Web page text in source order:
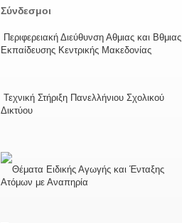
Σύνδεσμοι
Περιφερειακή Διεύθυνση Αθμιας και Βθμιας
Εκπαίδευσης Κεντρικής Μακεδονίας
Τεχνική Στήριξη Πανελλήνιου Σχολικού
Δικτύου
Θέματα Ειδικής Αγωγής και Ένταξης
Ατόμων με Αναπηρία